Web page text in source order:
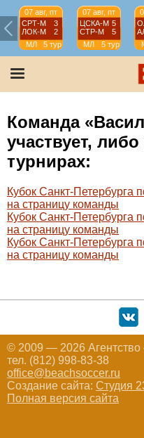
07 авг, пт
СРТ-М
3
ЛОК-М
2
МЛ
5 тур
07 авг, пт
ЦСКА-М 5
СТР-М
5
МЛ
5 тур
Команда
участвует,
турнирах:
Кубок Санкт-Петербурга
на страницу команды
Кубок Санкт-Петербурга
на страницу команды
Кубок Санкт-Петербурга
на страницу команды
© 2009 — 2026 Агентство
тел. (812) 998-83-38
office@beachsoccer.ru
Создание сайта: Студия
Полная версия сайта